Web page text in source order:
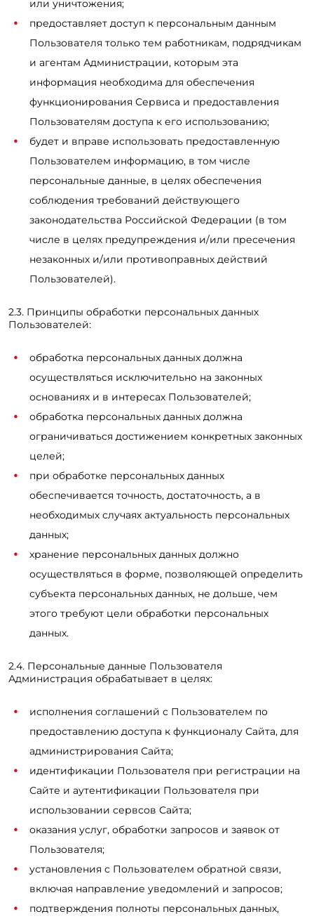
или уничтожения;
предоставляет доступ к персональным данным
Пользователя только тем работникам, подрядчикам
и агентам Администрации, которым эта
информация необходима для обеспечения
функционирования Сервиса и предоставления
Пользователям доступа к его использованию;
будет и вправе использовать предоставленную
Пользователем информацию, в том числе
персональные данные, в целях обеспечения
соблюдения требований действующего
законодательства Российской Федерации (в том
числе в целях предупреждения и/или пресечения
незаконных и/или противоправных действий
Пользователей).
2.3. Принципы обработки персональных данных
Пользователей:
обработка персональных данных должна
осуществляться исключительно на законных
основаниях и в интересах Пользователей;
обработка персональных данных должна
ограничиваться достижением конкретных законных
целей;
при обработке персональных данных
обеспечивается точность, достаточность, а в
необходимых случаях актуальность персональных
данных;
хранение персональных данных должно
осуществляться в форме, позволяющей определить
субъекта персональных данных, не дольше, чем
этого требуют цели обработки персональных
данных.
2.4. Персональные данные Пользователя
Администрация обрабатывает в целях:
исполнения соглашений с Пользователем по
предоставлению доступа к функционалу Сайта, для
администрирования Сайта;
идентификации Пользователя при регистрации на
Сайте и аутентификации Пользователя при
использовании сервсов Сайта;
оказания услуг, обработки запросов и заявок от
Пользователя;
установления с Пользователем обратной связи,
включая направление уведомлений и запросов;
подтверждения полноты персональных данных,